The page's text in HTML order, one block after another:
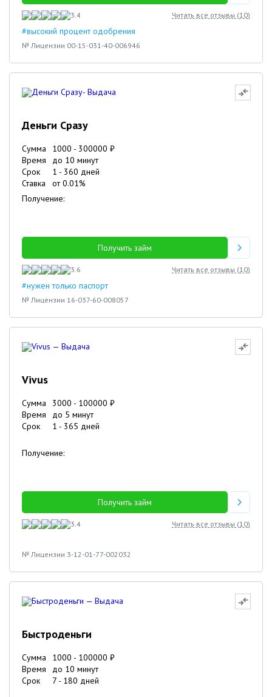
3.4 Читать все отзывы (10)
#высокий процент одобрения
№ Лицензии 00-15-031-40-006946
Деньги Сразу
Сумма 1000 - 300000 ₽
Время
до 10 минут
Срок
1 - 360 дней
Ставка
от0.01%
Получение:
Получить займ
3.6 Читать все отзывы (10)
#нужен только паспорт
№ Лицензии 16-037-60-008057
Vivus
Сумма 3000 - 100000 ₽
Время
до 5 минут
Срок
1 - 365 дней
Получение:
Получить займ
3.4 Читать все отзывы (10)
№ Лицензии 3-12-01-77-002032
Быстроденьги
Сумма 1000 - 100000 ₽
Время
до 10 минут
Срок
7 - 180 дней